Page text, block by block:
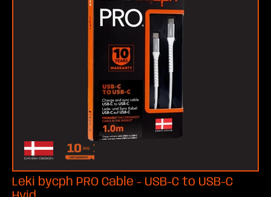
Leki bycph PRO Cable - USB-C to USB-C